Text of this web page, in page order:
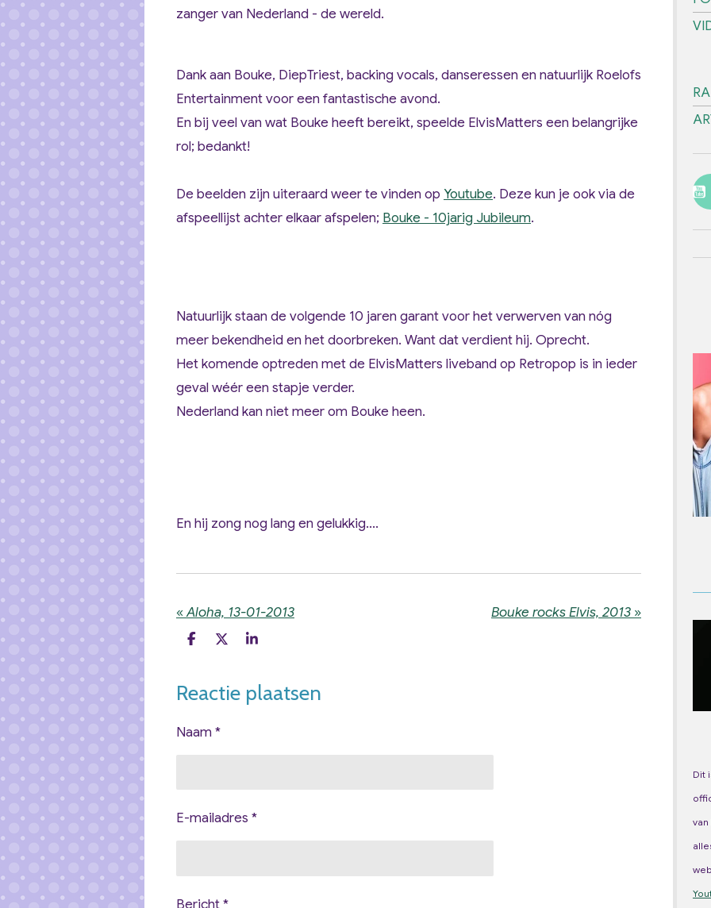
zangervan Nederland - de wereld.
Dank aan Bouke, DiepTriest, backing vocals, danseressen en natuurlijk Roelofs
Entertainment voor een fantastische avond.
En bij veel van wat Bouke heeft bereikt, speelde ElvisMatters een belangrijke
rol; bedankt!
De beelden zijn uiteraard weer te vinden op Youtube. Deze kun je ook via de
afspeellijst achter elkaar afspelen; Bouke - 10jarig Jubileum.
Natuurlijk staan de volgende 10 jaren garant voor het verwerven van nóg
meer bekendheid en het doorbreken. Want dat verdient hij. Oprecht.
Het komende optreden met de ElvisMatters liveband op Retropop is in ieder
geval wéér een stapje verder.
Nederland kan niet meer om Bouke heen.
En hij zong nog lang en gelukkig....
« Aloha, 13-01-2013 Bouke rocks Elvis, 2013 »
D
n
D
l
S
e
Reactie plaatsen
Naam *
E-mailadres *
Bericht *
Dit
van
web